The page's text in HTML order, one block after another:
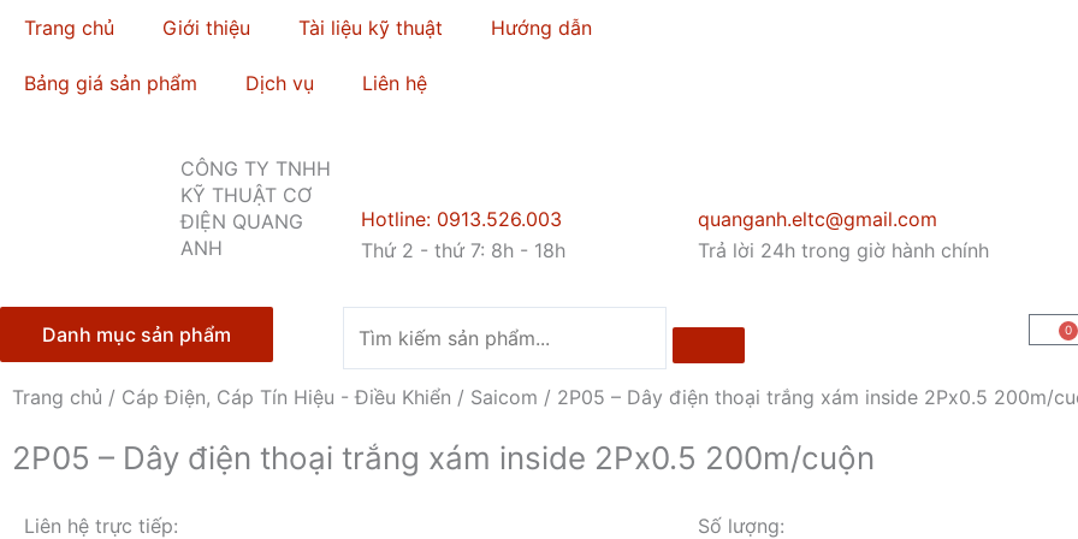
Nhảy
nội
Trang chủ Giới thiệu Tài liệu kỹ thuật Hướng dẫn
Bảng giá sản phẩm Dịch vụ Liên hệ
CÔNG TY TNHH
KỸ THUẬT CƠ
ĐIỆN QUANG
ANH
Hotline: 0913.526.003
Thứ 2 - thứ 7: 8h - 18h
quanganh.eltc@gmail.com
Trả lời 24h trong giờ hành chính
Danh mục sản phẩm
kiếm
0
Trang chủ / Cáp Điện, Cáp Tín Hiệu - Điều Khiển / Saicom / 2P05 – Dây điện thoại trắng xám inside 2Px0.5 200m/
2P05 – Dây điện thoại trắng xám inside 2Px0.5 200m/cuộn
Liên hệ trực tiếp: Số lượng: